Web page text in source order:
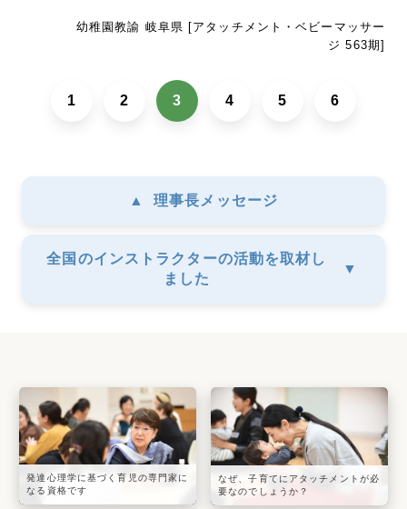
幼稚園教諭 岐阜県 [アタッチメント・ベビーマッサー
ジ 563期]
1 2 3 4 5 6
▲ 理事長メッセージ
全国のインストラクターの活動を取材し
ました
▼
発達心理学に基づく育児の専門家に
なる資格です
なぜ、子育てにアタッチメントが必
要なのでしょうか？